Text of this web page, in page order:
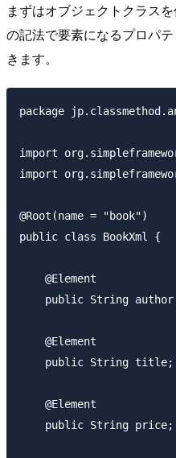
まずはオブジェクトクラス
の記法で要素になるプロパ
きます。
package
import
import
@Root(name = "book")
public class BookXml {
    @Element
public String
    @Element
    public String title;
    @Element
    public String price;